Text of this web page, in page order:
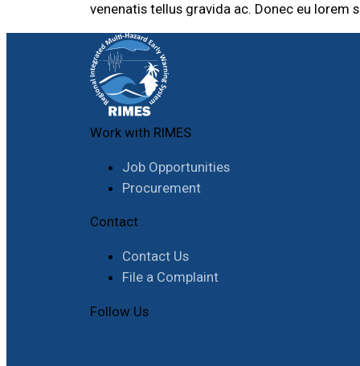
venenatis tellus gravida ac. Donec eu lorem
Work with RIMES
Job Opportunities
Procurement
Contact
Contact Us
File a Complaint
Follow Us